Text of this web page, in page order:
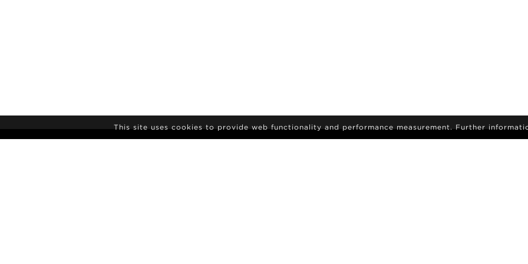
This site uses cookies to provide web functionality and performance measurement. Further